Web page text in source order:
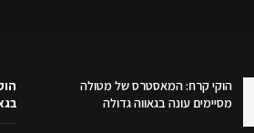
הוקי קרח: המאסטרס של מטולה
מסיימים עונה בגאווה גדולה